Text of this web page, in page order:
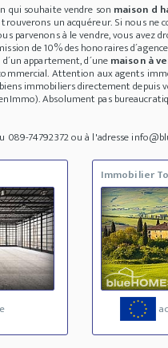
qui souhaite vendre son maison d
un acquéreur. Si nous ne
parvenons à le vendre, vous avez
de 10% des honoraires
appartement, d´unemaison à
Attention aux agents
immobiliers directement depuis
Absolument pas
089-74792372 ou à l'adresse
Immobilier